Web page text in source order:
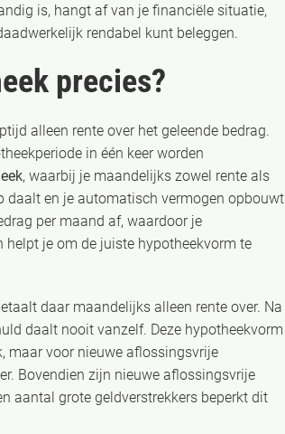
is, hangt af van je financiële situatie,
rendabel kunt beleggen.
precies?
alleen rente over het geleende bedrag.
in één keer worden
, waarbij je maandelijks zowel rente als
daalt en je automatisch vermogen opbouwt
per maand af, waardoor je
je om de juiste hypotheekvorm te
daar maandelijks alleen rente over. Na
daalt nooit vanzelf. Deze hypotheekvorm
maar voor nieuwe aflossingsvrije
Bovendien zijn nieuwe aflossingsvrije
aantal grote geldverstrekkers beperkt dit